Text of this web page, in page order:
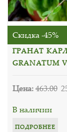
Скидка -45%
ГРАНАТ
GRANATUM
Цена:463.00
В наличии
ПОДРОБНЕЕ